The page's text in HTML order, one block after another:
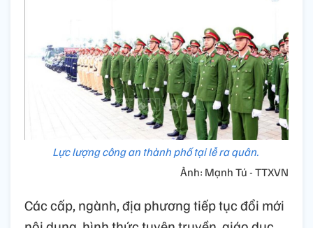
Lực lượng công an thành phố tại lễ ra quân.
Ảnh: Mạnh Tú - TTXVN
Các cấp, ngành, địa phương tiếp tục đổi mới